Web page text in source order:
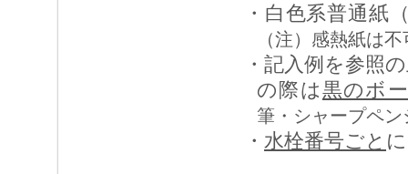
・白色系普通紙
（注）感熱紙は不
・記入例を参照
の際は黒のボ
筆・シャープペ
・ 水栓番号ごと